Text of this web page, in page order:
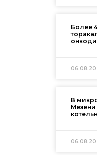
Более
В